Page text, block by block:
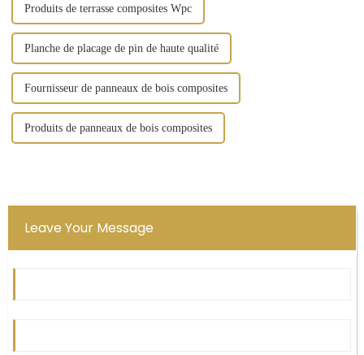
Produits de terrasse composites Wpc
Planche de placage de pin de haute qualité
Fournisseur de panneaux de bois composites
Produits de panneaux de bois composites
Leave Your Message